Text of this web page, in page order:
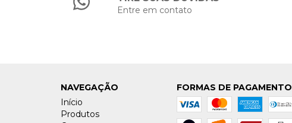
Entre em contato
NAVEGAÇÃO
Início
Produtos
FORMAS DE PAGAMENTO